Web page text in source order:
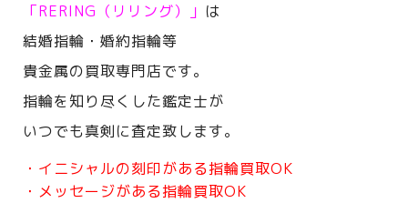
「RERING（リリング）」 は
結婚指輪・婚約指輪等
貴金属の買取専門店です。
指輪を知り尽くした鑑定士が
いつでも真剣に査定致します。
・イニシャルの刻印がある指輪買取OK
・メッセージがある指輪買取OK